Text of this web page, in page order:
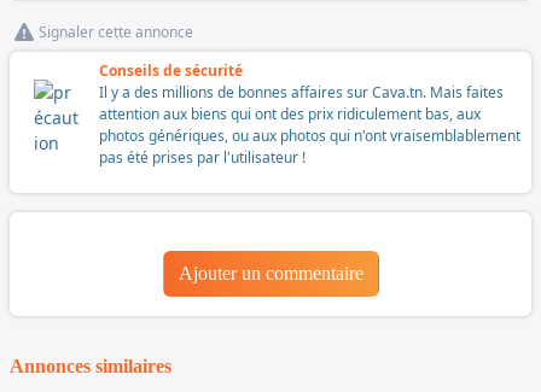
Signaler cette annonce
Conseils de sécurité
Il y a des millions de bonnes affaires sur Cava.tn. Mais faites
attention aux biens qui ont des prix ridiculement bas, aux
photos génériques, ou aux photos qui n'ont vraisemblablement
pas été prises par l'utilisateur !
Ajouter un commentaire
Annonces similaires